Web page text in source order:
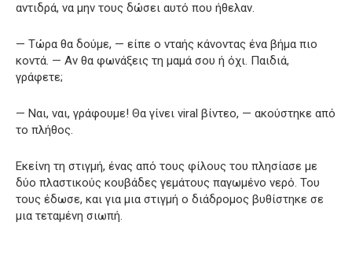
αντιδρά, να μην τους δώσει αυτό που ήθελαν.
— Τώρα θα δούμε, — είπε ο νταής κάνοντας ένα βήμα πιο
κοντά. — Αν θα φωνάξεις τη μαμά σου ή όχι. Παιδιά,
γράφετε;
— Ναι, ναι, γράφουμε! Θα γίνει viral βίντεο, — ακούστηκε από
το πλήθος.
Εκείνη τη στιγμή, ένας από τους φίλους του πλησίασε με
δύο πλαστικούς κουβάδες γεμάτους παγωμένο νερό. Του
τους έδωσε, και για μια στιγμή ο διάδρομος βυθίστηκε σε
μια τεταμένη σιωπή.